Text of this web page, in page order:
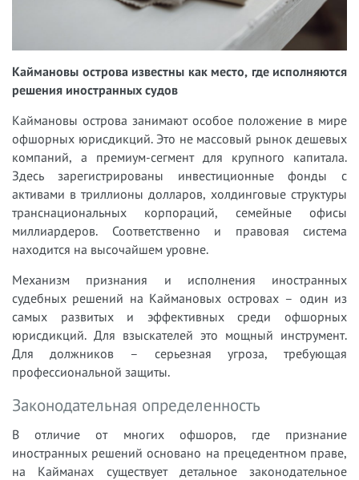
Каймановы острова известны как место, где исполняются
решения иностранных судов
Каймановы острова занимают особое положение в мире
офшорных юрисдикций. Это не массовый рынок дешевых
компаний, а премиум-сегмент для крупного капитала.
Здесь зарегистрированы инвестиционные фонды с
активами в триллионы долларов, холдинговые структуры
транснациональных корпораций, семейные офисы
миллиардеров. Соответственно и правовая система
находится на высочайшем уровне.
Механизм признания и исполнения иностранных
судебных решений на Каймановых островах – один из
самых развитых и эффективных среди офшорных
юрисдикций. Для взыскателей это мощный инструмент.
Для должников – серьезная угроза, требующая
профессиональной защиты.
Законодательная определенность
В отличие от многих офшоров, где признание
иностранных решений основано на прецедентном праве,
на Кайманах существует детальное законодательное